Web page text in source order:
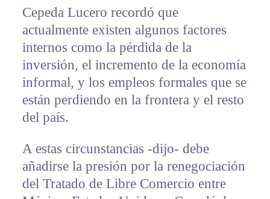
Cepeda Lucero recordó que
actualmente existen algunos factores
internos como la pérdida de la
inversión, el incremento de la economía
informal, y los empleos formales que se
están perdiendo en la frontera y el resto
del país.
A estas circunstancias -dijo- debe
añadirse la presión por la renegociación
del Tratado de Libre Comercio entre